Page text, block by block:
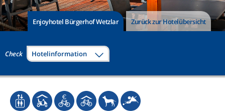
Enjoyhotel Bürgerhof Wetzlar Zurück zur Hotelübersicht
Check Hotelinformation